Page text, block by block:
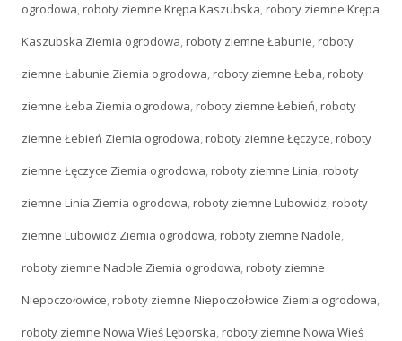
ogrodowa,roboty ziemne Krępa Kaszubska,roboty ziemne Krępa
Kaszubska Ziemia ogrodowa,roboty ziemne Łabunie,roboty
ziemne Łabunie Ziemia ogrodowa,roboty ziemne Łeba,roboty
ziemne Łeba Ziemia ogrodowa,roboty ziemne Łebień,roboty
ziemne Łebień Ziemia ogrodowa,roboty ziemne Łęczyce,roboty
ziemne Łęczyce Ziemia ogrodowa,roboty ziemne Linia,roboty
ziemne Linia Ziemia ogrodowa,roboty ziemne Lubowidz,roboty
ziemne Lubowidz Ziemia ogrodowa,roboty ziemne Nadole,
roboty ziemne Nadole Ziemia ogrodowa,roboty ziemne
Niepoczołowice,roboty ziemne Niepoczołowice Ziemia ogrodowa,
roboty ziemne Nowa Wieś Lęborska,roboty ziemne Nowa Wieś